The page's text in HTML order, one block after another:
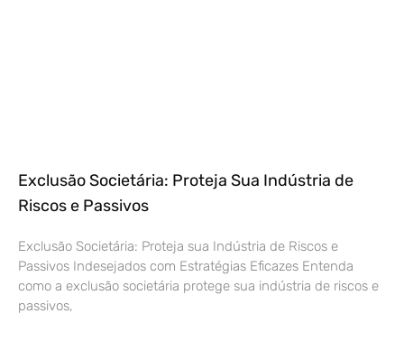
Exclusão Societária: Proteja Sua Indústria de
Riscos e Passivos
Exclusão Societária: Proteja sua Indústria de Riscos e
Passivos Indesejados com Estratégias Eficazes Entenda
como a exclusão societária protege sua indústria de riscos e
passivos,